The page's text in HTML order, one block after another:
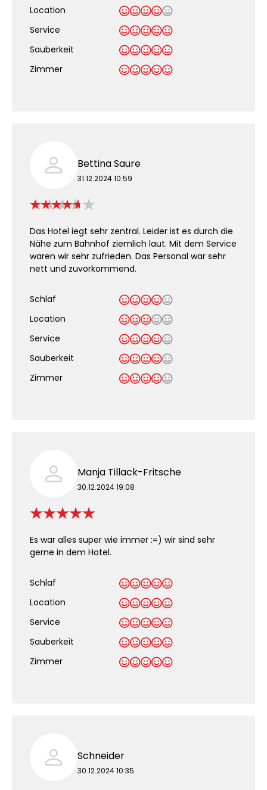
Location
Service
Sauberkeit
Zimmer
Bettina Saure
31.12.2024 10:59
Das Hotel iegt sehr zentral. Leider ist es durch die
Nähe zum Bahnhof ziemlich laut. Mit dem Service
waren wir sehr zufrieden. Das Personal war sehr
nett und zuvorkommend.
Schlaf
Location
Service
Sauberkeit
Zimmer
Manja Tillack-Fritsche
30.12.2024 19:08
Es war alles super wie immer :=) wir sind sehr
gerne in dem Hotel.
Schlaf
Location
Service
Sauberkeit
Zimmer
Schneider
30.12.2024 10:35